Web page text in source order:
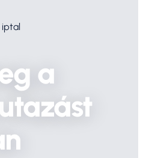
iptal
a
utazást